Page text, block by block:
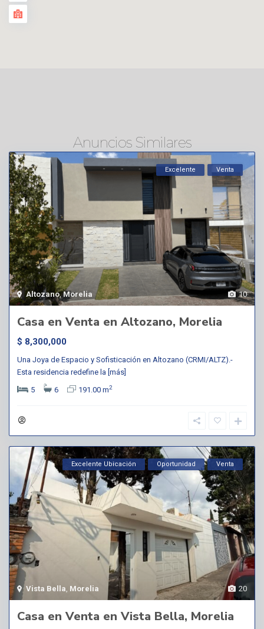
Anuncios Similares
10
Altozano,Morelia
Excelente Venta
Casa en Venta en Altozano, Morelia
$ 8,300,000
Una Joya de Espacio y Sofisticación en Altozano (CRMI/ALTZ).-
Esta residencia redefine la [más]
5
6 191.00 m2
20
Vista Bella Morelia
Excelente Ubicación Oportunidad Venta
Casa en Venta en Vista Bella, Morelia